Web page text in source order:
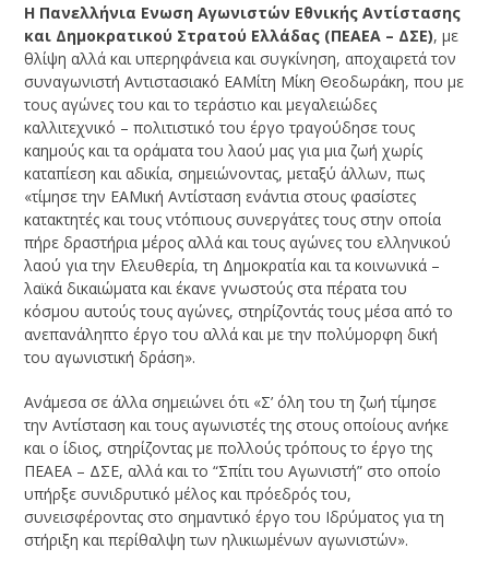
Η Πανελλήνια Ενωση Αγωνιστών Εθνικής Αντίστασης
και Δημοκρατικού Στρατού Ελλάδας (ΠΕΑΕΑ – ΔΣΕ), με
θλίψη αλλά και υπερηφάνεια και συγκίνηση, αποχαιρετά τον
συναγωνιστή Αντιστασιακό ΕΑΜίτη Μίκη Θεοδωράκη, που με
τους αγώνες του και το τεράστιο και μεγαλειώδες
καλλιτεχνικό – πολιτιστικό του έργο τραγούδησε τους
καημούς και τα οράματα του λαού μας για μια ζωή χωρίς
καταπίεση και αδικία, σημειώνοντας, μεταξύ άλλων, πως
«τίμησε την ΕΑΜική Αντίσταση ενάντια στους φασίστες
κατακτητές και τους ντόπιους συνεργάτες τους στην οποία
πήρε δραστήρια μέρος αλλά και τους αγώνες του ελληνικού
λαού για την Ελευθερία, τη Δημοκρατία και τα κοινωνικά –
λαϊκά δικαιώματα και έκανε γνωστούς στα πέρατα του
κόσμου αυτούς τους αγώνες, στηρίζοντάς τους μέσα από το
ανεπανάληπτο έργο του αλλά και με την πολύμορφη δική
του αγωνιστική δράση».
Ανάμεσα σε άλλα σημειώνει ότι «Σ’ όλη του τη ζωή τίμησε
την Αντίσταση και τους αγωνιστές της στους οποίους ανήκε
και ο ίδιος, στηρίζοντας με πολλούς τρόπους το έργο της
ΠΕΑΕΑ – ΔΣΕ, αλλά και το “Σπίτι του Αγωνιστή” στο οποίο
υπήρξε συνιδρυτικό μέλος και πρόεδρός του,
συνεισφέροντας στο σημαντικό έργο του Ιδρύματος για τη
στήριξη και περίθαλψη των ηλικιωμένων αγωνιστών».